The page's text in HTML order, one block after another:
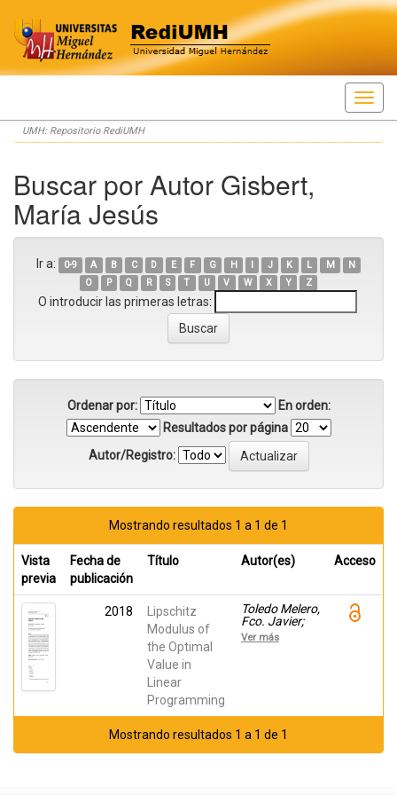
Skip
navigation
UMH: Repositorio RediUMH
Buscar por Autor Gisbert,
María Jesús
Ir a: 0-9 A B C D E F G H I J K L M
N
O
P Q R S T U V W X Y Z
O introducir las primeras letras:
Ordenar por:
En orden:
Resultados por página
Autor/Registro:
Mostrando resultados 1 a 1 de 1
Vista
previa
Fecha de
publicación
Título Autor(es) Acceso
2018
Lipschitz
Modulus of
the Optimal
Value in
Linear
Programming
Toledo Melero,
Fco. Javier;
Gisbert, María
Jesús; Parra,
Ver más
Mostrando resultados 1 a 1 de 1